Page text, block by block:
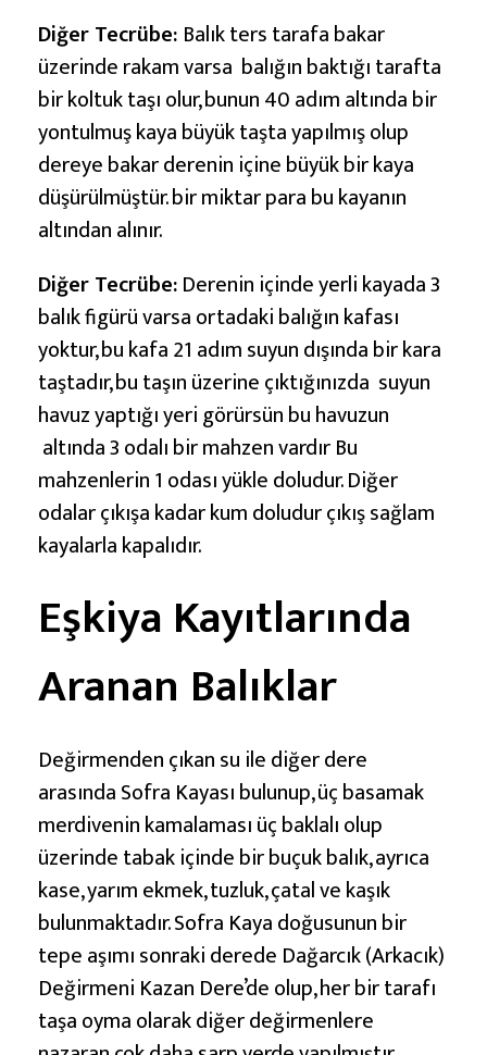
Diğer Tecrübe: Balık ters tarafa bakar
üzerinde rakam varsa balığın baktığı tarafta
bir koltuk taşı olur, bunun 40 adım altında bir
yontulmuş kaya büyük taşta yapılmış olup
dereye bakar derenin içine büyük bir kaya
düşürülmüştür. bir miktar para bu kayanın
altından alınır.
Diğer Tecrübe:Derenin içinde yerli kayada 3
balık figürü varsa ortadaki balığın kafası
yoktur, bu kafa 21 adım suyun dışında bir kara
taştadır, bu taşın üzerine çıktığınızda suyun
havuz yaptığı yeri görürsün bu havuzun
altında 3 odalı bir mahzen vardır Bu
mahzenlerin 1 odası yükle doludur. Diğer
odalar çıkışa kadar kum doludur çıkış sağlam
kayalarla kapalıdır.
Eşkiya Kayıtlarında
Aranan Balıklar
Değirmenden çıkan su ile diğer dere
arasında Sofra Kayası bulunup, üç basamak
merdivenin kamalaması üç baklalı olup
üzerinde tabak içinde bir buçuk balık, ayrıca
kase, yarım ekmek, tuzluk, çatal ve kaşık
bulunmaktadır. Sofra Kaya doğusunun bir
tepe aşımı sonraki derede Dağarcık (Arkacık)
Değirmeni Kazan Dere’de olup, her bir tarafı
taşa oyma olarak diğer değirmenlere